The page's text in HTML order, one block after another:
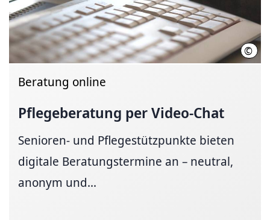
©
Beratung online
Pflegeberatung per Video-Chat
Senioren- und Pflegestützpunkte bieten
digitale Beratungstermine an – neutral,
anonym und...